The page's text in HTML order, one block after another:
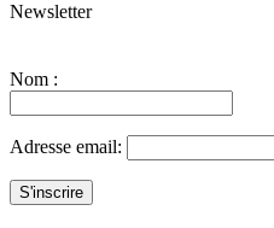
Newsletter
Nom :
Adresse email: